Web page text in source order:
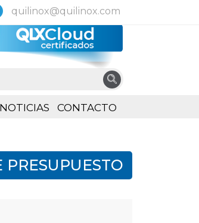
quilinox@quilinox.com
NOTICIAS CONTACTO
PRESUPUESTO